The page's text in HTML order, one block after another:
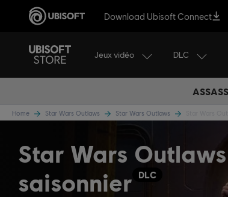
Download Ubisoft Connect
Jeux vidéo DLC
Home Star Wars Outlaws Star Wars Outlaws
Star Wars
saisonnier
DLC